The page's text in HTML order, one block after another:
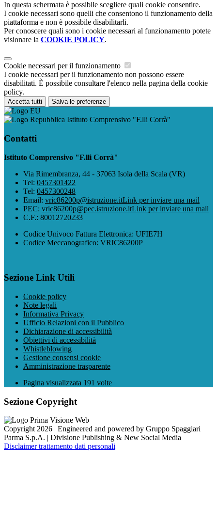
In questa schermata è possibile scegliere quali cookie consentire.
I cookie necessari sono quelli che consentono il funzionamento della
piattaforma e non è possibile disabilitarli.
Per conoscere quali sono i cookie necessari al funzionamento potete
visionare la COOKIE POLICY.
Cookie necessari per il funzionamento
I cookie necessari per il funzionamento non possono essere
disabilitati. È possibile consultare l'elenco nella pagina della cookie
policy.
Accetta tutti Salva le preferenze
Istituto Comprensivo "F.lli Corrà"
Contatti
Istituto Comprensivo "F.lli Corrà"
Via Rimembranza, 44 - 37063 Isola della Scala (VR)
Tel: 0457301422
Tel: 0457300248
Email: vric86200p@istruzione.itLink per inviare una mail
PEC: vric86200p@pec.istruzione.itLink per inviare una mail
C.F.: 80012720233
Codice Univoco Fattura Elettronica: UFIE7H
Codice Meccanografico: VRIC86200P
Sezione Link Utili
Cookie policy
Note legali
Informativa Privacy
Ufficio Relazioni con il Pubblico
Dichiarazione di accessibilità
Obiettivi di accessibilità
Whistleblowing
Gestione consensi cookie
Amministrazione trasparente
Pagina visualizzata 191 volte
Sezione Copyright
Copyright 2026 | Engineered and powered by Gruppo Spaggiari
Parma S.p.A. | Divisione Publishing & New Social Media
Disclaimer trattamento dati personali